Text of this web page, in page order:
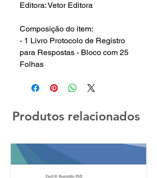
Editora: Vetor Editora
Composição do item:
- 1 Livro Protocolo de Registro
para Respostas - Bloco com 25
Folhas
Produtos relacionados